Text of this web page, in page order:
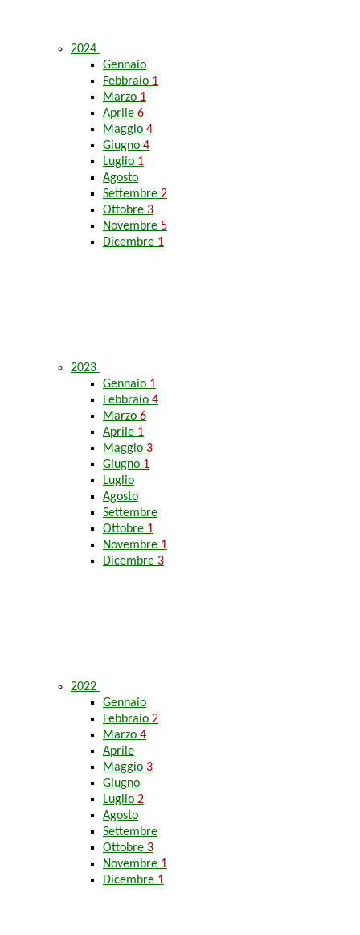
2024
Gennaio
Febbraio 1
Marzo 1
Aprile 6
Maggio 4
Giugno 4
Luglio 1
Agosto
Settembre 2
Ottobre 3
Novembre 5
Dicembre 1
2023
Gennaio 1
Febbraio 4
Marzo 6
Aprile 1
Maggio 3
Giugno 1
Luglio
Agosto
Settembre
Ottobre 1
Novembre 1
Dicembre 3
2022
Gennaio
Febbraio 2
Marzo 4
Aprile
Maggio 3
Giugno
Luglio 2
Agosto
Settembre
Ottobre 3
Novembre 1
Dicembre 1